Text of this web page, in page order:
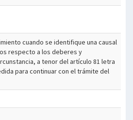
cuando se identifique una causal
respecto a los deberes y
a tenor del artículo 81 letra
para continuar con el trámite del